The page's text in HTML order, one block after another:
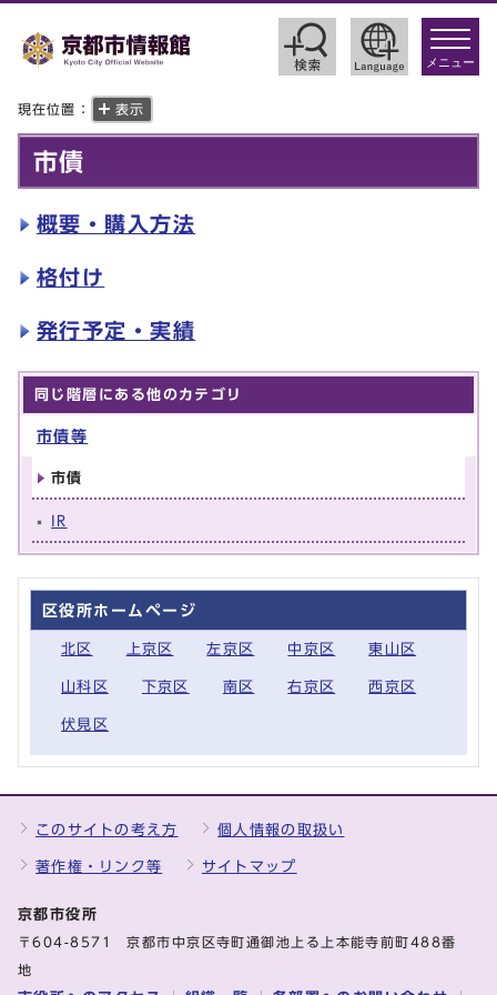
toggle
メニュー
現在位置： 表示
市債
概要・購入方法
格付け
発行予定・実績
同じ階層にある他のカテゴリ
市債等
市債
IR
区役所ホームページ
北区 上京区 左京区 中京区 東山区
山科区 下京区 南区 右京区 西京区
伏見区
このサイトの考え方 個人情報の取扱い
著作権・リンク等 サイトマップ
京都市役所
〒604-8571 京都市中京区寺町通御池上る上本能寺前町488番
地